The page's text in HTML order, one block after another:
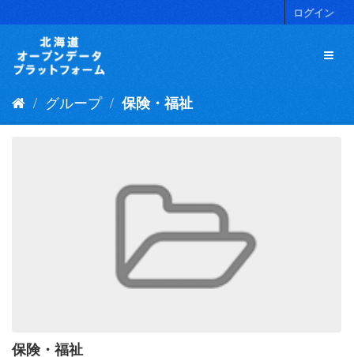
キ
ログイン
グループ 保険・福祉
保険・福祉